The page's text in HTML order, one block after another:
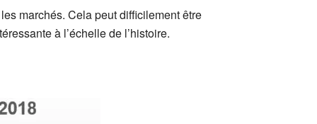
marchés. Cela peut difficilement être
à l’échelle de l’histoire.